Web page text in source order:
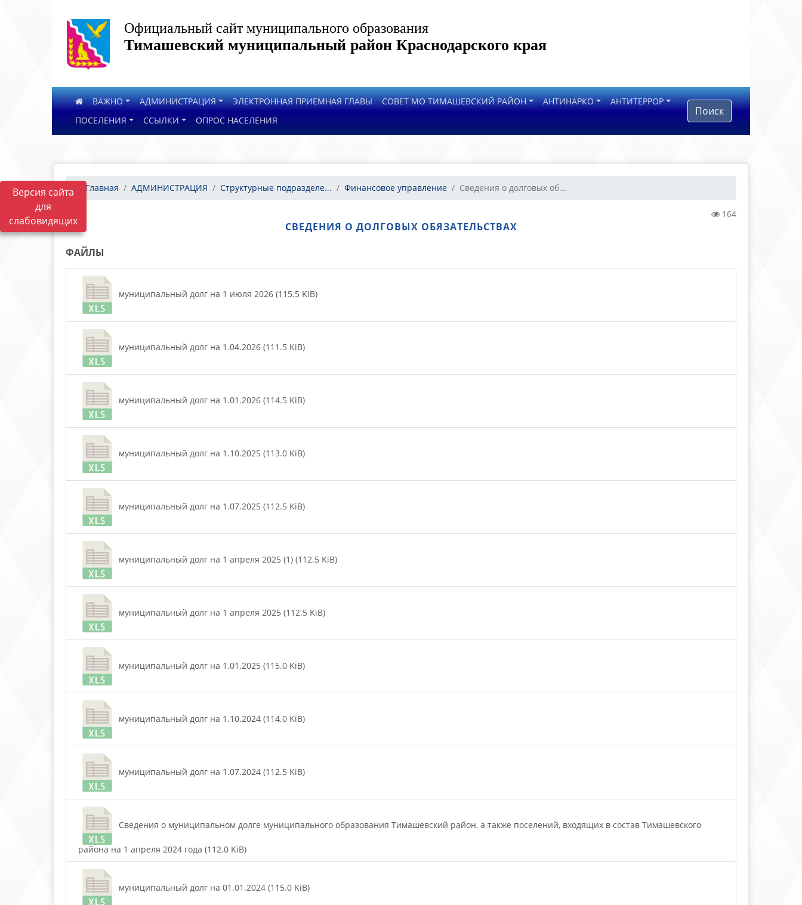
Версия сайта
для
слабовидящих
Официальный сайт муниципального образования
Тимашевский муниципальный район Краснодарского края
ВАЖНО АДМИНИСТРАЦИЯ ЭЛЕКТРОННАЯ ПРИЕМНАЯ ГЛАВЫ СОВЕТ МО ТИМАШЕВСКИЙ РАЙОН АНТИНАРКО
АНТИТЕРРОР
ПОСЕЛЕНИЯ
ССЫЛКИ ОПРОС НАСЕЛЕНИЯ
Поиск
Главная АДМИНИСТРАЦИЯ Структурные подразделе... Финансовое управление Сведения о долговых об...
164
СВЕДЕНИЯ О ДОЛГОВЫХ ОБЯЗАТЕЛЬСТВАХ
ФАЙЛЫ
муниципальный долг на 1 июля 2026 (115.5 KiB)
муниципальный долг на 1.04.2026 (111.5 KiB)
муниципальный долг на 1.01.2026 (114.5 KiB)
муниципальный долг на 1.10.2025 (113.0 KiB)
муниципальный долг на 1.07.2025 (112.5 KiB)
муниципальный долг на 1 апреля 2025 (1) (112.5 KiB)
муниципальный долг на 1 апреля 2025 (112.5 KiB)
муниципальный долг на 1.01.2025 (115.0 KiB)
муниципальный долг на 1.10.2024 (114.0 KiB)
муниципальный долг на 1.07.2024 (112.5 KiB)
Сведения о муниципальном долге муниципального образования Тимашевский район, а также поселений, входящих в состав Тимашевского
района на 1 апреля 2024 года (112.0 KiB)
муниципальный долг на 01.01.2024 (115.0 KiB)